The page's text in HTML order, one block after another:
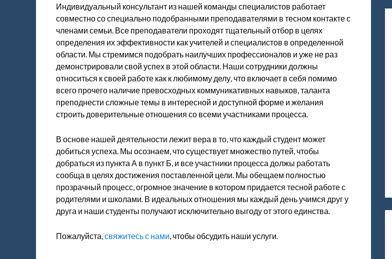
Индивидуальный консультант из нашей команды специалистов работает
совместно со специально подобранными преподавателями в тесном контакте с
членами семьи. Все преподаватели проходят тщательный отбор в целях
определения их эффективности как учителей и специалистов в определенной
области. Мы стремимся подобрать наилучших профессионалов и уже не раз
демонстрировали свой успех в этой области. Наши сотрудники должны
относиться к своей работе как к любимому делу, что включает в себя помимо
всего прочего наличие превосходных коммуникативных навыков, таланта
преподнести сложные темы в интересной и доступной форме и желания
строить доверительные отношения со всеми участниками процесса.
В основе нашей деятельности лежит вера в то, что каждый студент может
добиться успеха. Мы осознаем, что существует множество путей, чтобы
добраться из пункта А в пункт Б, и все участники процесса должы работать
сообща в целях достижения поставленной цели. Мы обещаем полностью
прозрачный процесс, огромное значение в котором придается тесной работе с
родителями и школами. В идеальных отношения мы каждый день учимся друг у
друга и наши студенты получают исключительно выгоду от этого единства.
Пожалуйста,свяжитесь с нами, чтобы обсудить наши услуги.